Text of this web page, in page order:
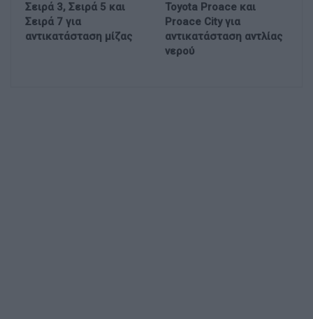
Σειρά 3, Σειρά 5 και
Σειρά 7 για
αντικατάσταση μίζας
Toyota Proace και
Proace City για
αντικατάσταση αντλίας
νερού